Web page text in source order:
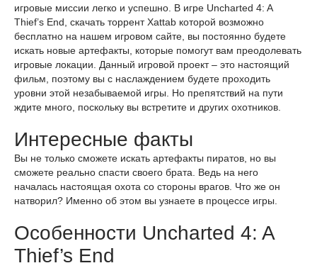
игровые миссии легко и успешно. В игре Uncharted 4: A
Thief’s End, скачать торрент Xattab которой возможно
бесплатно на нашем игровом сайте, вы постоянно будете
искать новые артефакты, которые помогут вам преодолевать
игровые локации. Данный игровой проект – это настоящий
фильм, поэтому вы с наслаждением будете проходить
уровни этой незабываемой игры. Но препятствий на пути
ждите много, поскольку вы встретите и других охотников.
Интересные факты
Вы не только сможете искать артефакты пиратов, но вы
сможете реально спасти своего брата. Ведь на него
началась настоящая охота со стороны врагов. Что же он
натворил? Именно об этом вы узнаете в процессе игры.
Особенности Uncharted 4: A
Thief’s End